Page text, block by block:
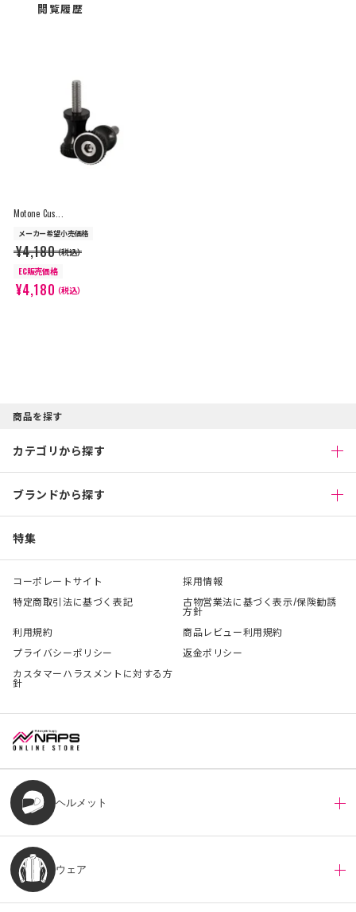
閲覧履歴
Motone Cus...
メーカー希望小売価格
¥4,180（税込）
EC販売価格
¥4,180（税込）
商品を探す
カテゴリから探す
ブランドから探す
特集
コーポレートサイト
採用情報
特定商取引法に基づく表記
古物営業法に基づく表示/保険勧誘
方針
利用規約
商品レビュー利用規約
プライバシーポリシー
返金ポリシー
カスタマーハラスメントに対する方
針
ヘルメット
ウェア